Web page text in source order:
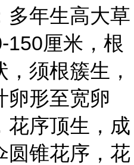
多年生高大草
150厘米，根
须根簇生，
卵形至宽卵
花序顶生，成
圆锥花序，花